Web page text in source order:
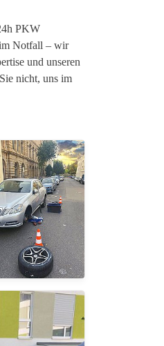
PKW
Notfall – wir
und unseren
nicht, uns im